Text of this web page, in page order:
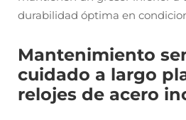
durabilidad óptima en
Mantenimiento
cuidado a largo
relojes de acero